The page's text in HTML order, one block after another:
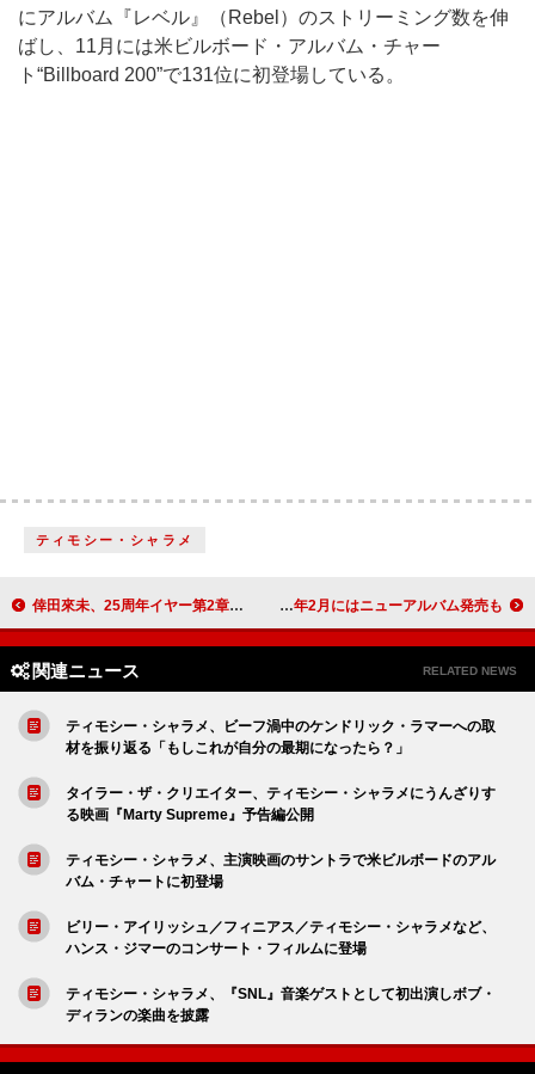
にアルバム『レベル』（Rebel）のストリーミング数を伸
ばし、11月には米ビルボード・アルバム・チャー
ト“Billboard 200”で131位に初登場している。
ティモシー・シャラメ
倖田來未、25周年イヤー第2章へ ディナーショー【Love＆Songs】全国ツアー始動 GRe4N BOYZ、&TEAMが参加の新曲配信＆MV公開決定 2026年2月にはニューアルバム発売も
関連ニュース RELATED NEWS
ティモシー・シャラメ、ビーフ渦中のケンドリック・ラマーへの取
材を振り返る「もしこれが自分の最期になったら？」
タイラー・ザ・クリエイター、ティモシー・シャラメにうんざりす
る映画『Marty Supreme』予告編公開
ティモシー・シャラメ、主演映画のサントラで米ビルボードのアル
バム・チャートに初登場
ビリー・アイリッシュ／フィニアス／ティモシー・シャラメなど、
ハンス・ジマーのコンサート・フィルムに登場
ティモシー・シャラメ、『SNL』音楽ゲストとして初出演しボブ・
ディランの楽曲を披露